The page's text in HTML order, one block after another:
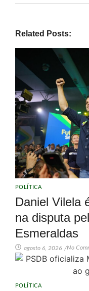
Related Posts:
POLÍTICA
Daniel Vilela
na disputa
Esmeraldas
agosto 6, 2026 /No
POLÍTICA